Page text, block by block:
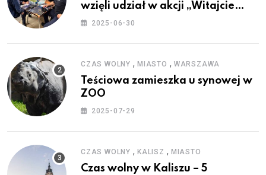
wzięli udział w akcji „Witajcie
Wakacje”
2025-06-30
CZAS WOLNY , MIASTO , WARSZAWA
Teściowa zamieszka u synowej w
ZOO
2025-07-29
CZAS WOLNY , KALISZ , MIASTO
Czas wolny w Kaliszu – 5